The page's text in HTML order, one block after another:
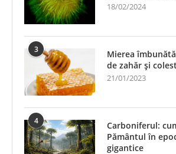
18/02/2024
3
Mierea
de zahăr și
21/01/2023
4
Carboniferul:
Pământul în
gigantice